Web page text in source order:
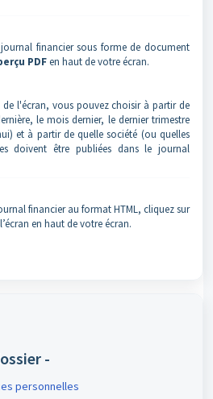
financier sous forme de document
PDFen haut de votre écran.
l'écran, vous pouvez choisir à partir de
le mois dernier, le dernier trimestre
et à partir de quelle société (ou quelles
doivent être publiées dans le journal
financier au format HTML, cliquez sur
en haut de votre écran.
-
personnelles